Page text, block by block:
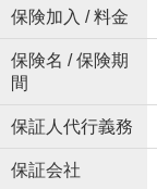
保険加入 / 料金
保険名 / 保険期
間
保証人代行義務
保証会社